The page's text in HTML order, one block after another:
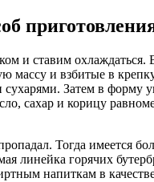
и ставим охлаждаться.
и взбитые в
Затем в
сахар и корицу
Тогда
линейка горячих
напиткам в